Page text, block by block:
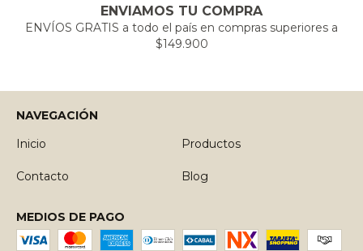
ENVIAMOS TU COMPRA
ENVÍOS GRATIS a todo el país en compras superiores a
$149.900
NAVEGACIÓN
Inicio
Productos
Contacto Blog
MEDIOS DE PAGO